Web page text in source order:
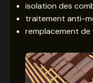
isolation des
traitement anti-
remplacement de